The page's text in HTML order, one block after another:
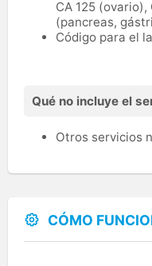
CA 125
(pancreas,
Código para el
Qué no incluye el
Otros servicios
CÓMO